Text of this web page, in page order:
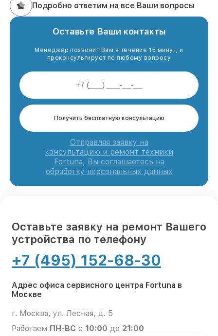
Подробно ответим на все Ваши вопросы
Оставьте Ваши контакты
Менеджер позвонит Вам в течение 15 минут, и
проконсультирует по любому вопросу
Получить бесплатную консультацию
Отправляя заявку на
консультацию и ремонт техники
Fortuna, Вы соглашаетесь на
обработку персональных данных
Оставьте заявку на ремонт Вашего
устройства по телефону
+7 (495) 152-68-30
Адрес офиса сервисного центра Fortuna в
Москве
г. Москва, ул. Лесная, д. 5
Работаем ПН-ВС с 10:00 до 21:00